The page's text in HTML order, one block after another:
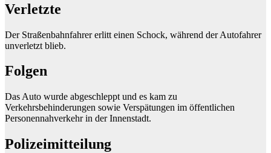
Verletzte
Der Straßenbahnfahrer erlitt einen Schock, während der Autofahrer
unverletzt blieb.
Folgen
Das Auto wurde abgeschleppt und es kam zu
Verkehrsbehinderungen sowie Verspätungen im öffentlichen
Personennahverkehr in der Innenstadt.
Polizeimitteilung